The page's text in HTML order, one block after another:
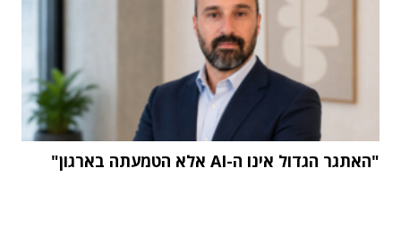
"האתגר הגדול אינו ה-AI אלא הטמעתה בארגון"